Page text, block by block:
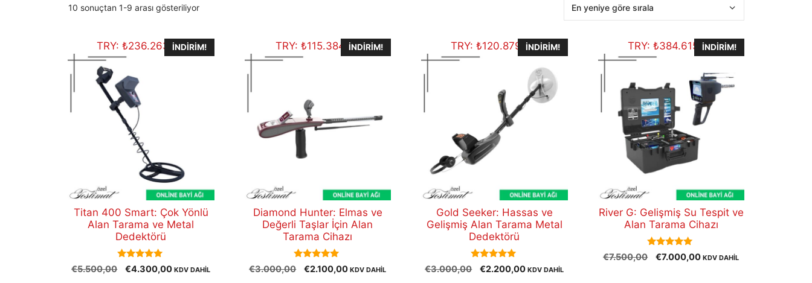
10 sonuçtan 1-9 arası gösteriliyorEn
sıralandı
TRY:₺236.263,50İNDIRIM!
Titan 400 Smart: Çok Yönlü
Alan Tarama ve Metal
Dedektörü
5.00
out of 5
€5.500,00
Orijinal
€4.300,00Şu
KDV DAHİL
TRY: ₺115.384,50İNDIRIM!
Diamond Hunter: Elmas ve
Değerli Taşlar İçin Alan
Tarama Cihazı
5.00
out of 5
€3.000,00
Orijinal
€2.100,00Şu
KDV DAHİL
TRY:₺120.879,00İNDIRIM!
Gold Seeker: Hassas ve
Gelişmiş Alan Tarama Metal
Dedektörü
5.00
out of 5
€3.000,00
Orijinal
€2.200,00Şu
KDV DAHİL
TRY: ₺384.615,00İNDIRIM!
River G: Gelişmiş Su Tespit ve
Alan Tarama Cihazı
5.00
out of 5
€7.500,00
Orijinal
€7.000,00Şu
KDV DAHİL